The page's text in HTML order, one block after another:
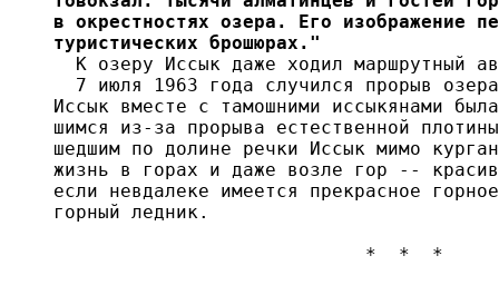
в окрестностях озера. Его изображение
туристических брошюрах."
К озеру Иссык даже ходил маршрутный
7 июля 1963 года случился прорыв
Иссык вместе с тамошними иссыкянами
шимся из-за прорыва естественной
шедшим по долине речки Иссык мимо
жизнь в горах и даже возле гор --
если невдалеке имеется прекрасное
горный ледник.
                            *  *  *